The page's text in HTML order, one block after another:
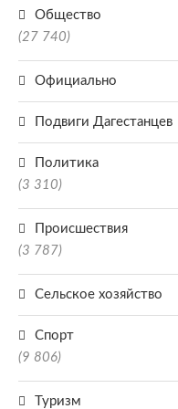
Общество
(27 740)
Официально
Подвиги Дагестанцев
Политика
(3 310)
Происшествия
(3 787)
Сельское хозяйство
Спорт
(9 806)
Туризм